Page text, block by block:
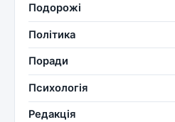
Подорожі
Політика
Поради
Психологія
Редакція